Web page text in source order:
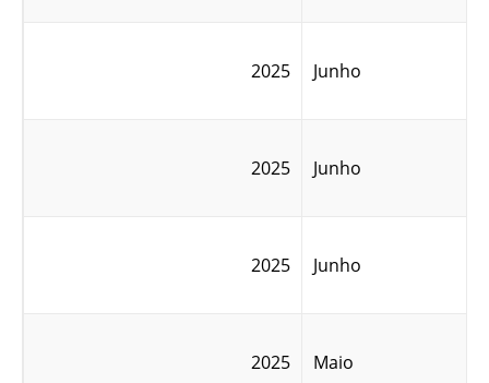
2025 Junho
2025 Junho
2025 Junho
2025 Maio